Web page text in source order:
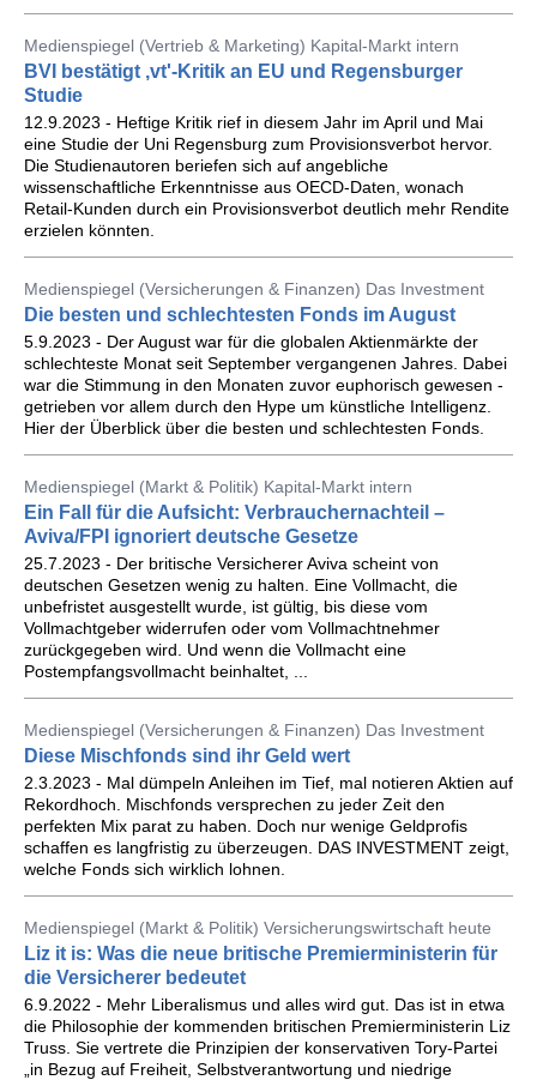
Medienspiegel (Vertrieb & Marketing) Kapital-Markt intern
BVI bestätigt ,vt'-Kritik an EU und Regensburger
Studie
12.9.2023 - Heftige Kritik rief in diesem Jahr im April und Mai
eine Studie der Uni Regensburg zum Provisionsverbot hervor.
Die Studienautoren beriefen sich auf angebliche
wissenschaftliche Erkenntnisse aus OECD-Daten, wonach
Retail-Kunden durch ein Provisionsverbot deutlich mehr Rendite
erzielen könnten.
Medienspiegel (Versicherungen & Finanzen) Das Investment
Die besten und schlechtesten Fonds im August
5.9.2023 - Der August war für die globalen Aktienmärkte der
schlechteste Monat seit September vergangenen Jahres. Dabei
war die Stimmung in den Monaten zuvor euphorisch gewesen -
getrieben vor allem durch den Hype um künstliche Intelligenz.
Hier der Überblick über die besten und schlechtesten Fonds.
Medienspiegel (Markt & Politik) Kapital-Markt intern
Ein Fall für die Aufsicht: Verbrauchernachteil –
Aviva/FPI ignoriert deutsche Gesetze
25.7.2023 - Der britische Versicherer Aviva scheint von
deutschen Gesetzen wenig zu halten. Eine Vollmacht, die
unbefris­tet ausgestellt wurde, ist gültig, bis diese vom
Vollmachtgeber widerrufen oder vom Vollmachtnehmer
zurückgegeben wird. Und wenn die Vollmacht eine
Postempfangsvollmacht beinhaltet, ...
Medienspiegel (Versicherungen & Finanzen) Das Investment
Diese Mischfonds sind ihr Geld wert
2.3.2023 - Mal dümpeln Anleihen im Tief, mal notieren Aktien auf
Rekordhoch. Mischfonds versprechen zu jeder Zeit den
perfekten Mix parat zu haben. Doch nur wenige Geldprofis
schaffen es langfristig zu überzeugen. DAS INVESTMENT zeigt,
welche Fonds sich wirklich lohnen.
Medienspiegel (Markt & Politik) Versicherungswirtschaft heute
Liz it is: Was die neue britische Premierministerin für
die Versicherer bedeutet
6.9.2022 - Mehr Liberalismus und alles wird gut. Das ist in etwa
die Philosophie der kommenden britischen Premierministerin Liz
Truss. Sie vertrete die Prinzipien der konservativen Tory-Partei
„in Bezug auf Freiheit, Selbstverantwortung und niedrige